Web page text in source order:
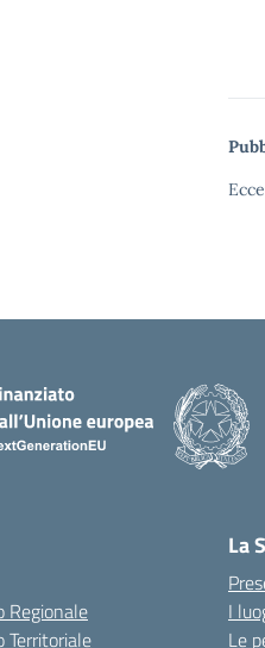
Regionale
Territoriale
La
I
Le